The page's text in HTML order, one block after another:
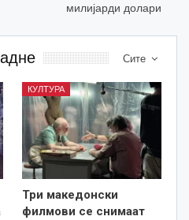
милијарди долари
Сите
КУЛТУРА
Три македонски
филмови се снимаат